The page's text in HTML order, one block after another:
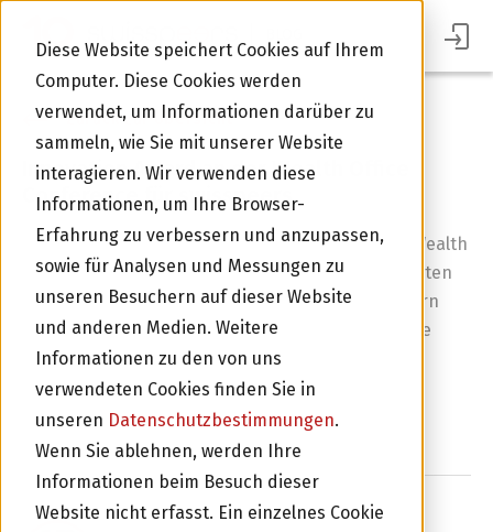
Diese Website speichert Cookies auf Ihrem
Computer. Diese Cookies werden
verwendet, um Informationen darüber zu
sammeln, wie Sie mit unserer Website
interagieren. Wir verwenden diese
Informationen, um Ihre Browser-
Erfahrung zu verbessern und anzupassen,
sowie für Analysen und Messungen zu
unseren Besuchern auf dieser Website
und anderen Medien. Weitere
Informationen zu den von uns
verwendeten Cookies finden Sie in
unseren Datenschutzbestimmungen.
Wenn Sie ablehnen, werden Ihre
Informationen beim Besuch dieser
Website nicht erfasst. Ein einzelnes Cookie
Im Portal Anmelden
Zurück zur Übersicht
Innovation Award an der Wealth Office
Conference für swisspeers
An der Wealth Office Conference 2026 von ZWEI Wealth
im Kunsthaus Zürich hat sich swisspeers im direkten
Vergleich mit 22 Banken und Vermögensverwaltern
erfolgreich gezeigt. Unser festverzinsliche direkte
Anlagemöglichkeit in KMU-Kredite gewann den
Innovation Award und belegte den 2. Platz in der
Kategorie «Capital Preservation» (Kapitalerhalt).